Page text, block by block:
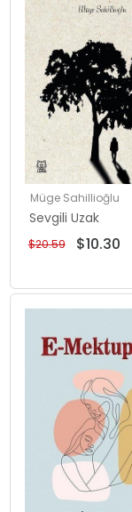
Müge Sahillioğlu
Sevgili Uzak
$10.30
$20.59